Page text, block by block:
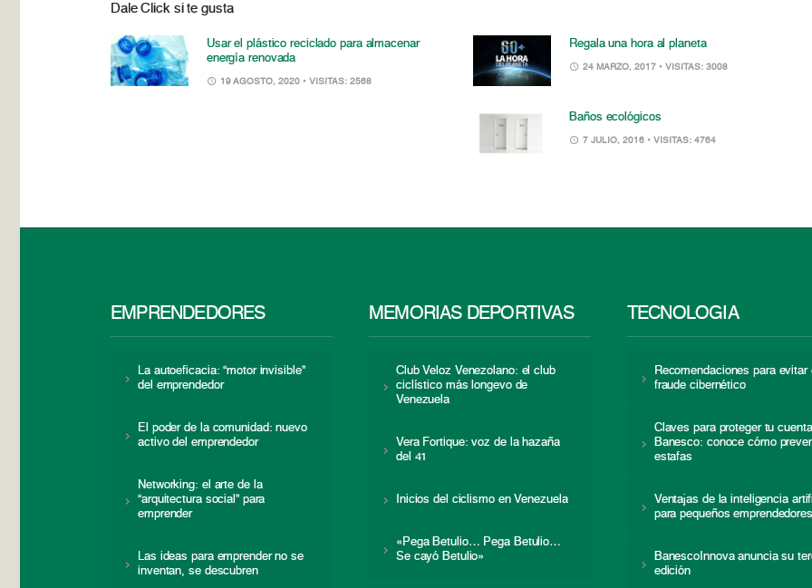
Dale Click si te gusta
Usar el plástico reciclado para almacenar
energía renovada
19 AGOSTO, 2020 • VISITAS: 2568
Regala una hora al planeta
24 MARZO, 2017 • VISITAS: 3008
Baños ecológicos
7 JULIO, 2016 • VISITAS: 4764
EMPRENDEDORES
La autoeficacia: “motor invisible”
del emprendedor
El poder de la comunidad: nuevo
activo del emprendedor
Networking: el arte de la
“arquitectura social” para
emprender
Las ideas para emprender no se
inventan, se descubren
MEMORIAS DEPORTIVAS
Club Veloz Venezolano: el club
ciclístico más longevo de
Venezuela
Vera Fortique: voz de la hazaña
del 41
Inicios del ciclismo en Venezuela
«Pega Betulio… Pega Betulio…
Se cayó Betulio»
TECNOLOGÍA
Recomendaciones para evitar
fraude cibernético
Claves para proteger tu cuenta
Banesco: conoce cómo
estafas
Ventajas de la inteligencia
para pequeños emprendedores
BanescoInnova anuncia su
edición